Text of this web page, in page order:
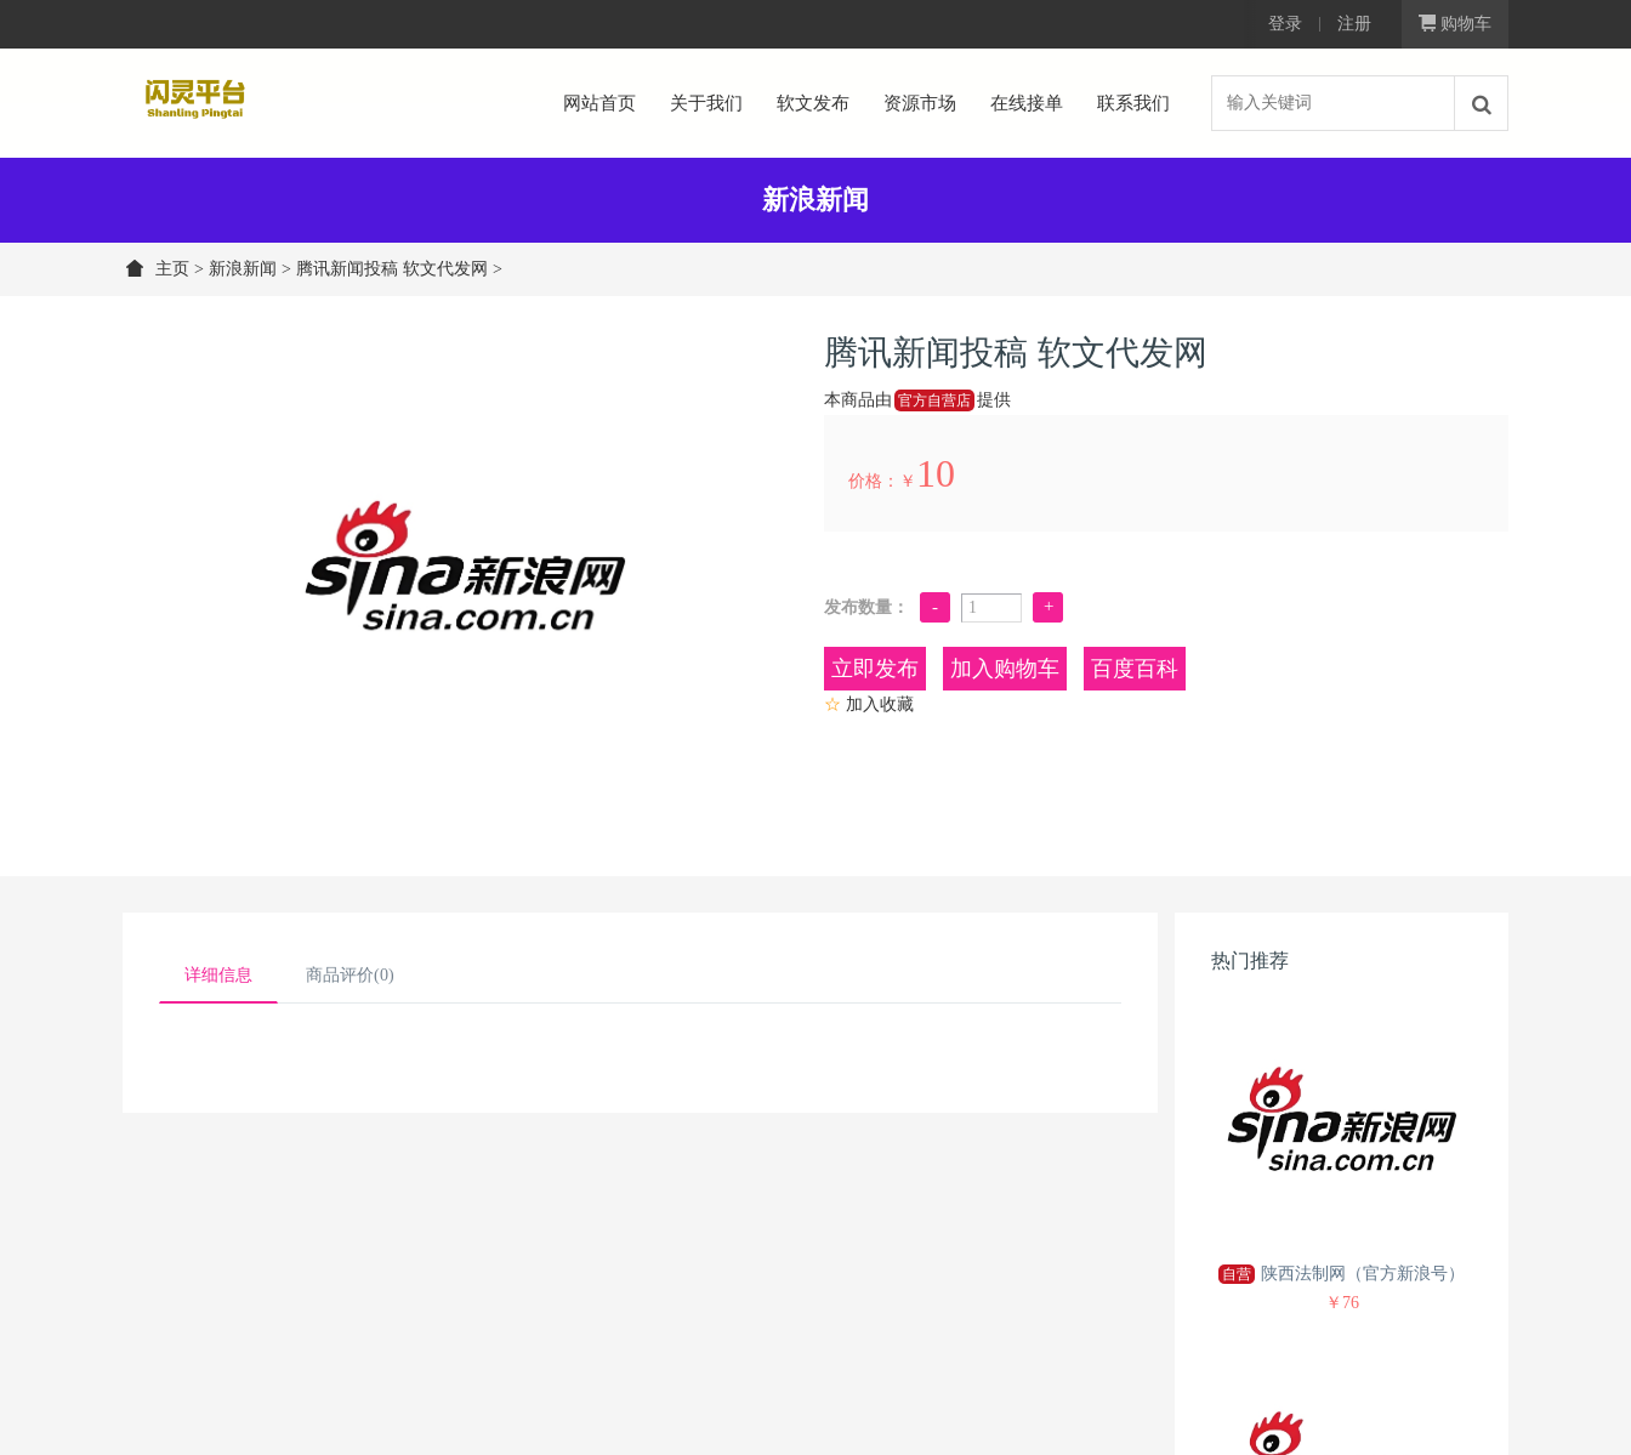
登录 注册 购物车
网站首页 关于我们 软文发布 资源市场 在线接单 联系我们
新浪新闻
主页 > 新浪新闻 > 腾讯新闻投稿 软文代发网 >
腾讯新闻投稿 软文代发网
本商品由 官方自营店 提供
价格：￥ 10
发布数量：
加入购物车 百度百科
☆ 加入收藏
详细信息 商品评价(0)
热门推荐
自营
陕西法制网（官方新浪号）
￥76